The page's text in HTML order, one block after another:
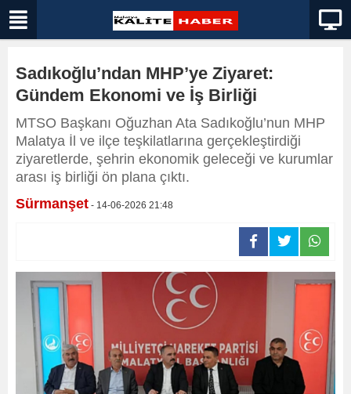
Sadıkoğlu’ndan MHP’ye Ziyaret:
Gündem Ekonomi ve İş Birliği
MTSO Başkanı Oğuzhan Ata Sadıkoğlu’nun MHP
Malatya İl ve ilçe teşkilatlarına gerçekleştirdiği
ziyaretlerde, şehrin ekonomik geleceği ve kurumlar
arası iş birliği ön plana çıktı.
Sürmanşet - 14-06-2026 21:48